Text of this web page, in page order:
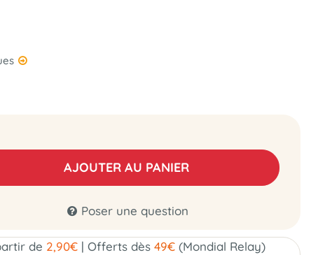
AJOUTER AU PANIER
Poser une question
de 2,90€ | Offerts dès 49€ (Mondial Relay)